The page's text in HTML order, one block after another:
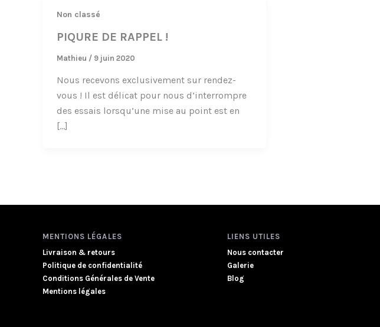
Non classé
PIQURE DE RAPPEL !
Mathieu / 9 juin 2020
Nous recevons exclusivement sur rendez-
vous ! Il est délicat pour nous d’interrompre
des essais lorsqu’une mise au point est en
[…]
MENTIONS LÉGALES
Livraison & retours
Politique de confidentialité
Conditions Générales de Vente
Mentions légales
LIENS UTILES
Nous contacter
Galerie
Blog